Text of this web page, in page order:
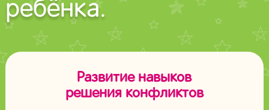
ребёнка.
Развитие навыков
решения конфликтов